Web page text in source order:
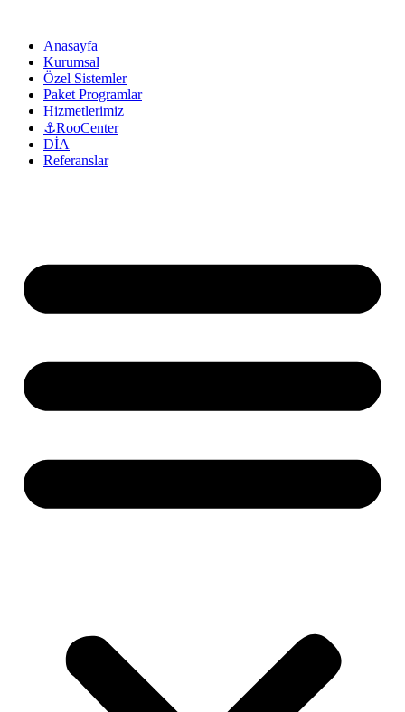
Anasayfa
Kurumsal
Özel Sistemler
Paket Programlar
Hizmetlerimiz
⚓RooCenter
DİA
Referanslar